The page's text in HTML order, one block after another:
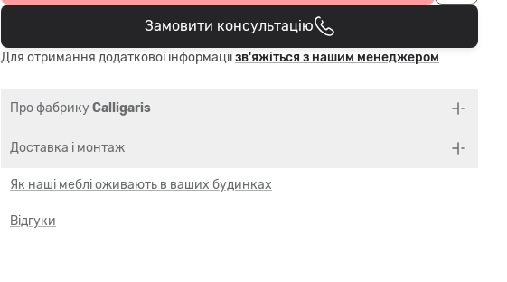
В кошику
Замовити консультацію
Для отримання додаткової інформаціїзв'яжіться з нашим менеджером
Про фабрикуCalligaris
Доставка і монтаж
Як наші меблі оживають в ваших будинках
Відгуки